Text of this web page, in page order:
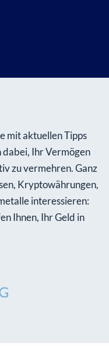
mit aktuellen Tipps
Ihr Vermögen
zu vermehren. Ganz
Kryptowährungen,
interessieren:
Ihnen, Ihr Geld in